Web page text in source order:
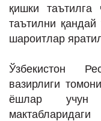
Саломатлик
Бу қизиқ
СПОРТ
ТЕХНОЛОГИЯ
қишки
таътилни қандай
шароитлар
Ўзбекистон
вазирлиги
ёшлар учун